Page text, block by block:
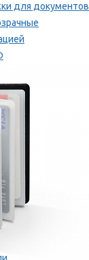
для документов